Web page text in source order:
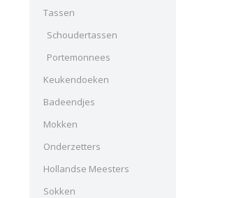
Tassen
Schoudertassen
Portemonnees
Keukendoeken
Badeendjes
Mokken
Onderzetters
Hollandse Meesters
Sokken